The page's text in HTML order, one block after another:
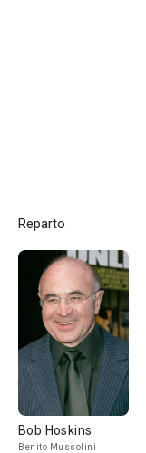
Reparto
Bob Hoskins
Benito Mussolini